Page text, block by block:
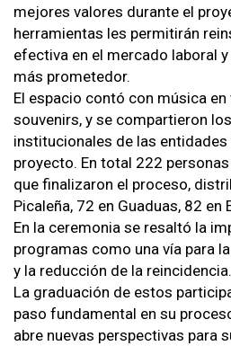
mejores valores durante el
herramientas les permitirán
efectiva en el mercado laboral
más prometedor.
El espacio contó con música
souvenirs, y se compartieron
institucionales de las entidades
proyecto. En total 222
que finalizaron el proceso,
Picaleña, 72 en Guaduas, 82 en
En la ceremonia se resaltó la
programas como una vía para
y la reducción de la reincidencia.
La graduación de estos
paso fundamental en su
abre nuevas perspectivas para